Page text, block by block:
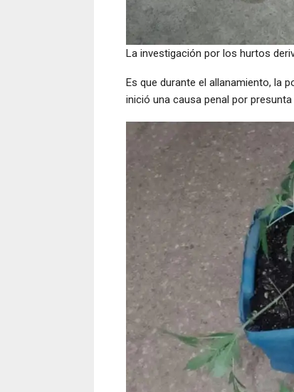
La investigación por los hurtos
Es que durante el allanamiento, la
inició una causa penal por